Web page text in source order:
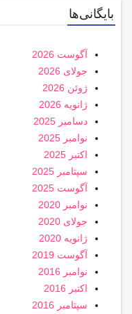
بایگانی‌ها
آگوست 2026
جولای 2026
ژوئن 2026
ژانویه 2026
دسامبر 2025
نوامبر 2025
اکتبر 2025
سپتامبر 2025
آگوست 2025
نوامبر 2020
جولای 2020
ژانویه 2020
آگوست 2019
نوامبر 2016
اکتبر 2016
سپتامبر 2016